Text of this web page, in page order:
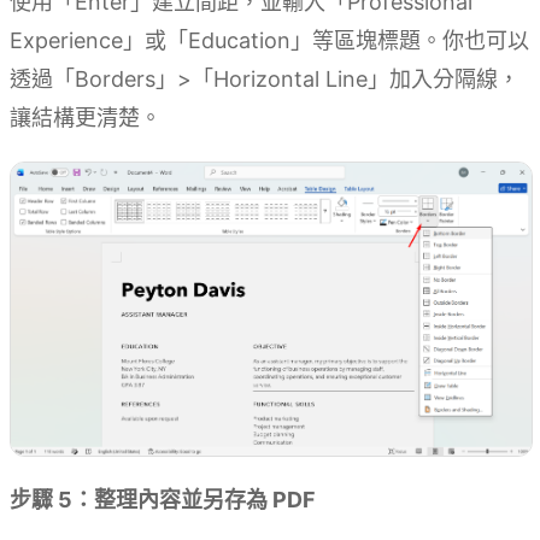
Experience」或「Education」等區塊標題。你也可以
透過「Borders」>「Horizontal Line」加入分隔線，
讓結構更清楚。
步驟 5：整理內容並另存為 PDF